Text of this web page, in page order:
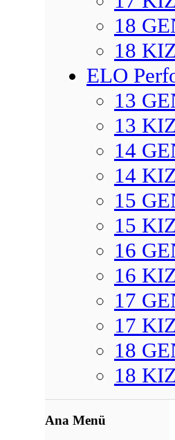
18
18
ELO
13
13
14
14
15
15
16
16
17
17
18
18
Ana Menü